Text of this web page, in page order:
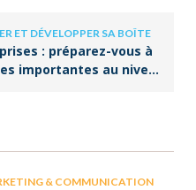
ET DÉVELOPPER SA BOÎTE
: préparez-vous à
importantes au niveau
& COMMUNICATION